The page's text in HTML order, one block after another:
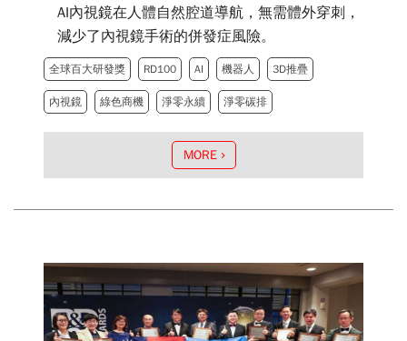
AI內視鏡在人體自然腔道導航，無需體外穿刺，
減少了內視鏡手術的併發症風險。
全球百大研發獎 RD100 AI 機器人 3D推疊
內視鏡 綠色商機 淨零永續 淨零碳排
MORE